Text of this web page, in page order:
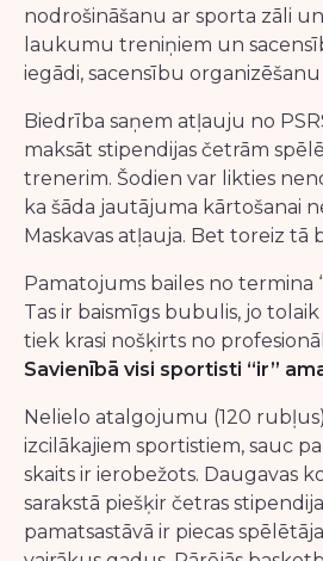
nodrošināšanu ar sporta zāli
laukumu treniņiem un
iegādi, sacensību organizēšanu
Biedrība saņem atļauju no
maksāt stipendijas četrām
trenerim. Šodien var likties
ka šāda jautājuma kārtošanai
Maskavas atļauja. Bet toreiz tā
Pamatojums bailes no termina
Tas ir baismīgs bubulis, jo
tiek krasi nošķirts no
Savienībā visi sportisti “ir”
Nelielo atalgojumu (120
izcilākajiem sportistiem, sauc
skaits ir ierobežots. Daugavas
sarakstā piešķir četras
pamatsastāvā ir piecas